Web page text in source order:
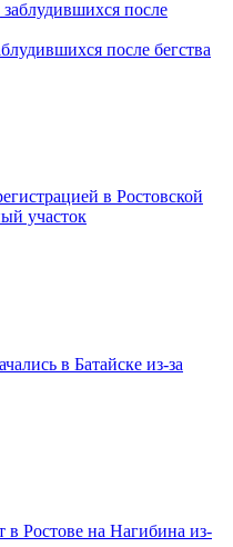
после бегства
в Ростовской
участок
в Батайске из-за
Ростове на Нагибина из-